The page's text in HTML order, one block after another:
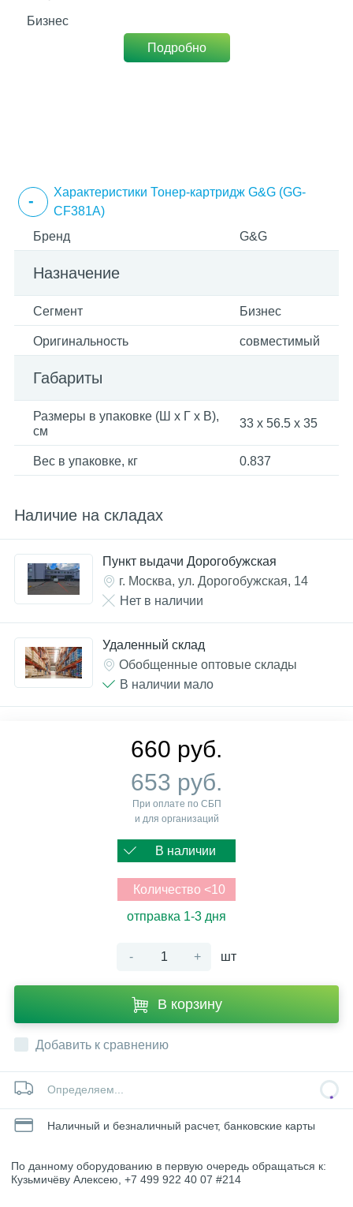
Бизнес
Подробно
Характеристики Тонер-картридж G&G (GG-
CF381A)
Бренд
G&G
Назначение
Сегмент Бизнес
Оригинальность совместимый
Габариты
Размеры в упаковке (Ш x Г x В),
см
33 x 56.5 x 35
Вес в упаковке, кг 0.837
Наличие на складах
Пункт выдачи Дорогобужская
г. Москва, ул. Дорогобужская, 14
Нет в наличии
Удаленный склад
Обобщенные оптовые склады
В наличии мало
660 руб.
653 руб.
При оплате по СБП
и для организаций
В наличии
Количество <10
отправка 1-3 дня
- + шт
В корзину
Добавить к сравнению
Определяем...
Наличный и безналичный расчет, банковские карты
По данному оборудованию в первую очередь обращаться к:
Кузьмичёву Алексею, +7 499 922 40 07 #214